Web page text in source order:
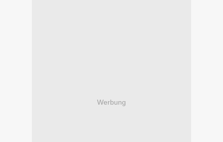
Werbung